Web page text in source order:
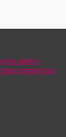
dalimi
lunginyčias